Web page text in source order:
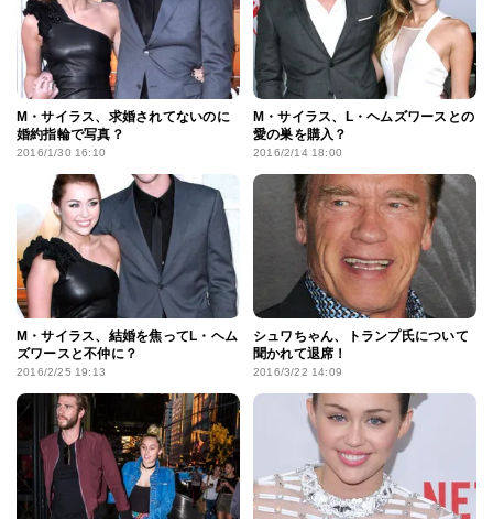
M・サイラス、求婚されてないのに
婚約指輪で写真？
2016/1/30 16:10
M・サイラス、L・ヘムズワースとの
愛の巣を購入？
2016/2/14 18:00
M・サイラス、結婚を焦ってL・ヘム
ズワースと不仲に？
2016/2/25 19:13
シュワちゃん、トランプ氏について
聞かれて退席！
2016/3/22 14:09